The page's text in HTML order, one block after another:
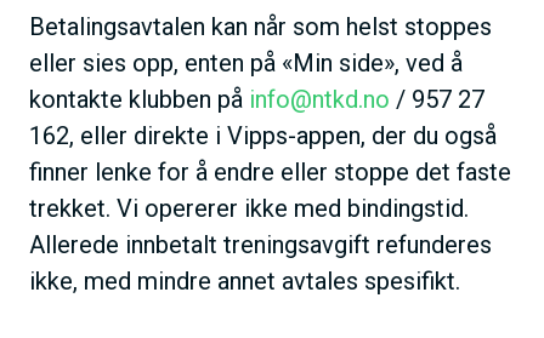
Betalingsavtalen kan når som helst stoppes
eller sies opp, enten på «Min side», ved å
kontakte klubben på info@ntkd.no / 957 27
162, eller direkte i Vipps-appen, der du også
finner lenke for å endre eller stoppe det faste
trekket. Vi opererer ikke med bindingstid.
Allerede innbetalt treningsavgift refunderes
ikke, med mindre annet avtales spesifikt.